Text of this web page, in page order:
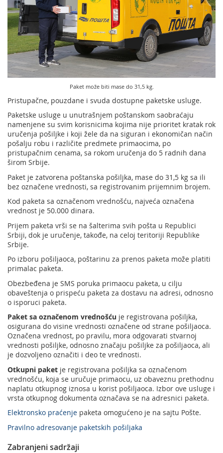
Pravilno adresovanje
Poštanski adresni kod (PAK)
Spisak zabranjenih artikala za uvoz
Usluge za Banku Poštansku štedionicu a. d.
Specifične usluge
Mobilna aplikacija Pošte Srbije
Prodaja, izdavanje i zakup nepokretnosti
Pošte Pet friendly
Prodaja i prekonfiguracija TAG uređaja
Paket može biti mase do 31,5 kg.
Pristupačne, pouzdane i svuda dostupne paketske usluge.
Paketske usluge u unutrašnjem poštanskom saobraćaju
namenjene su svim korisnicima kojima nije prioritet kratak rok
uručenja pošiljke i koji žele da na siguran i ekonomičan način
pošalju robu i različite predmete primaocima, po
pristupačnim cenama, sa rokom uručenja do 5 radnih dana
širom Srbije.
Paket je zatvorena poštanska pošiljka, mase do 31,5 kg sa ili
bez označene vrednosti, sa registrovanim prijemnim brojem.
Kod paketa sa označenom vrednošću, najveća označena
vrednost je 50.000 dinara.
Prijem paketa vrši se na šalterima svih pošta u Republici
Srbiji, dok je uručenje, takođe, na celoj teritoriji Republike
Srbije.
Po izboru pošiljaoca, poštarinu za prenos paketa može platiti
primalac paketa.
Obezbeđena je SMS poruka primaocu paketa, u cilju
obaveštenja o prispeću paketa za dostavu na adresi, odnosno
o isporuci paketa.
Paket sa označenom vrednošću je registrovana pošiljka,
osigurana do visine vrednosti označene od strane pošiljaoca.
Označena vrednost, po pravilu, mora odgovarati stvarnoj
vrednosti pošiljke, odnosno značaju pošiljke za pošiljaoca, ali
je dozvoljeno označiti i deo te vrednosti.
Otkupni paket je registrovana pošiljka sa označenom
vrednošću, koja se uručuje primaocu, uz obaveznu prethodnu
naplatu otkupnog iznosa u korist pošiljaoca. Izbor ove usluge i
vrsta otkupnog dokumenta označava se na adresnici paketa.
Elektronsko praćenje paketa omogućeno je na sajtu Pošte.
Pravilno adresovanje paketskih pošiljaka
Zabranjeni sadržaji